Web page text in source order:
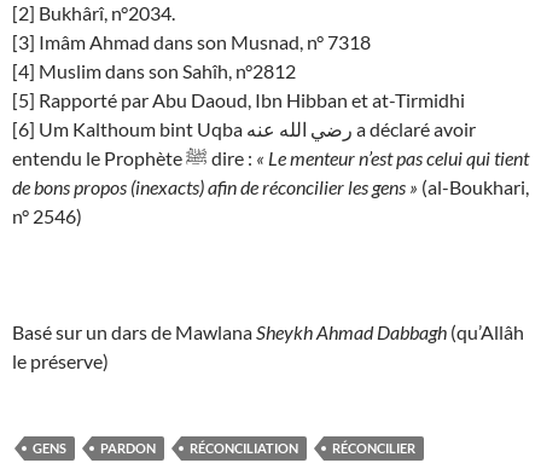
[2] Bukhârî, n°2034.
[3] Imâm Ahmad dans son Musnad, n° 7318
[4] Muslim dans son Sahîh, n°2812
[5] Rapporté par Abu Daoud, Ibn Hibban et at-Tirmidhi
[6] Um Kalthoum bint Uqba رضي الله عنه a déclaré avoir
entendu le Prophète ﷺ dire : « Le menteur n’est pas celui qui tient
de bons propos (inexacts) afin de réconcilier les gens » (al-Boukhari,
n° 2546)
Basé sur un dars de MawlanaSheykh Ahmad Dabbagh (qu’Allâh
le préserve)
GENS PARDON RÉCONCILIATION RÉCONCILIER